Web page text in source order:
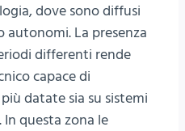
dove sono diffusi
La presenza
differenti rende
capace di
datate sia su sistemi
questa zona le